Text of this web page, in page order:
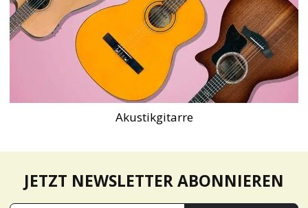
Akustikgitarre
JETZT NEWSLETTER ABONNIEREN